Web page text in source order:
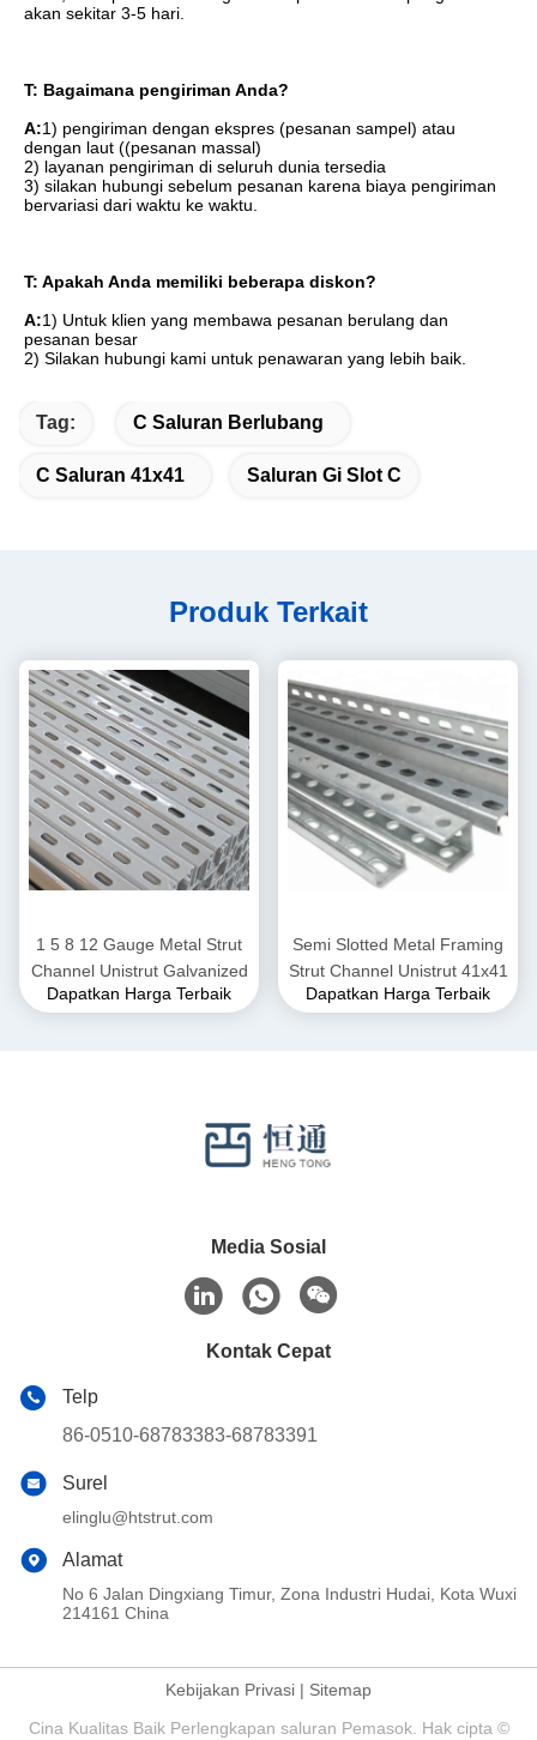
akan sekitar 3-5 hari.
T: Bagaimana pengiriman Anda?
A:1) pengiriman dengan ekspres (pesanan sampel) atau
dengan laut ((pesanan massal)
2) layanan pengiriman di seluruh dunia tersedia
3) silakan hubungi sebelum pesanan karena biaya pengiriman
bervariasi dari waktu ke waktu.
T: Apakah Anda memiliki beberapa diskon?
A:1) Untuk klien yang membawa pesanan berulang dan
pesanan besar
2) Silakan hubungi kami untuk penawaran yang lebih baik.
Tag: C Saluran Berlubang
C Saluran 41x41 Saluran Gi Slot C
Produk Terkait
1 5 8 12 Gauge Metal Strut
Channel Unistrut Galvanized
Dapatkan Harga Terbaik
Semi Slotted Metal Framing
Strut Channel Unistrut 41x41
Dapatkan Harga Terbaik
Media Sosial
Kontak Cepat
Telp
86-0510-68783383-68783391
Surel
elinglu@htstrut.com
Alamat
No 6 Jalan Dingxiang Timur, Zona Industri Hudai, Kota Wuxi
214161 China
Kebijakan Privasi | Sitemap
Cina Kualitas Baik Perlengkapan saluran Pemasok. Hak cipta ©